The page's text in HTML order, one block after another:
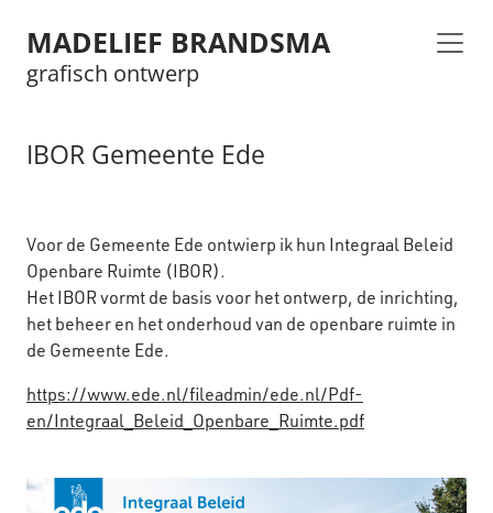
MADELIEF BRANDSMA
grafisch ontwerp
IBOR Gemeente Ede
Voor de Gemeente Ede ontwierp ik hun Integraal Beleid
Openbare Ruimte (IBOR).
Het IBOR vormt de basis voor het ontwerp, de inrichting,
het beheer en het onderhoud van de openbare ruimte in
de Gemeente Ede.
https://www.ede.nl/fileadmin/ede.nl/Pdf-
en/Integraal_Beleid_Openbare_Ruimte.pdf